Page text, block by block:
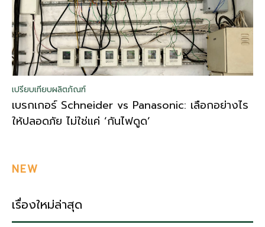
เปรียบเทียบผลิตภัณฑ์
เบรกเกอร์ Schneider vs Panasonic: เลือกอย่างไร
ให้ปลอดภัย ไม่ใช่แค่ ‘กันไฟดูด’
NEW
เรื่องใหม่ล่าสุด